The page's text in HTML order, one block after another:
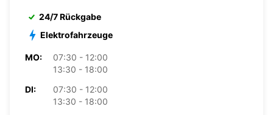
24/7 Rückgabe
Elektrofahrzeuge
MO:
07:30 - 12:00
13:30 - 18:00
DI:
07:30 - 12:00
13:30 - 18:00